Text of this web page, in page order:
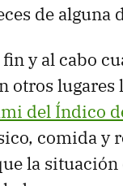
de
y al cabo
otros
del Índico
comida y
la